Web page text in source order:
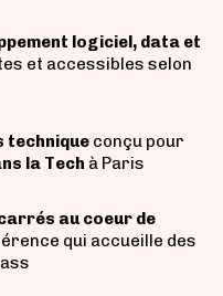
logiciel, data et
et accessibles selon
technique conçu pour
la Tech à Paris
au coeur de
qui accueille des